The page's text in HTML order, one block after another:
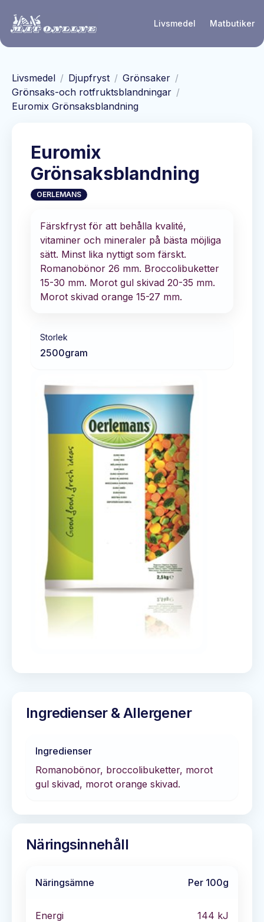
Livsmedel Matbutiker
Livsmedel / Djupfryst / Grönsaker /
Grönsaks-och rotfruktsblandningar /
Euromix Grönsaksblandning
Euromix
Grönsaksblandning
OERLEMANS
Färskfryst för att behålla kvalité,
vitaminer och mineraler på bästa möjliga
sätt. Minst lika nyttigt som färskt.
Romanobönor 26 mm. Broccolibuketter
15-30 mm. Morot gul skivad 20-35 mm.
Morot skivad orange 15-27 mm.
Storlek
2500gram
Ingredienser & Allergener
Ingredienser
Romanobönor, broccolibuketter, morot
gul skivad, morot orange skivad.
Näringsinnehåll
Näringsämne Per 100g
Energi 144 kJ